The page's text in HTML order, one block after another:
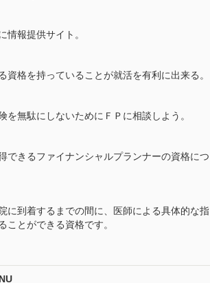
情報提供サイト。
資格を持っていることが就活を有利に出来る。
を無駄にしないためにＦＰに相談しよう。
できるファイナンシャルプランナーの資格につ
に到着するまでの間に、医師による具体的な指
ことができる資格です。